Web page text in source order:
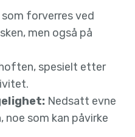
forverres ved
men også på
spesielt etter
Nedsatt evne
som kan påvirke